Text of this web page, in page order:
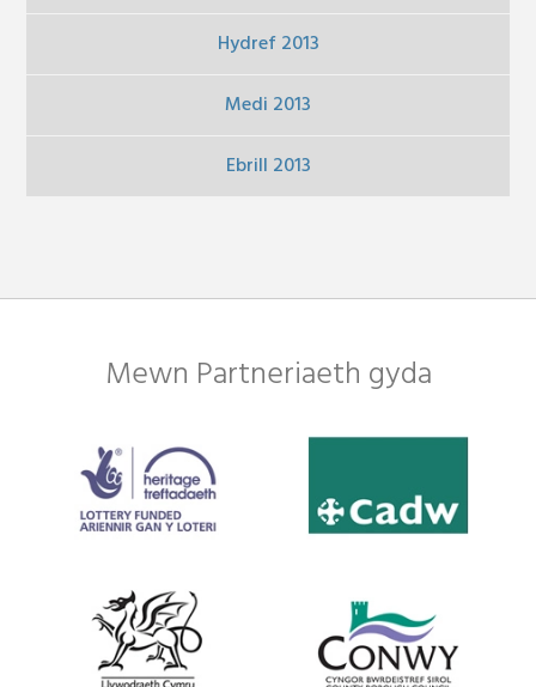
Hydref 2013
Medi 2013
Ebrill 2013
Mewn Partneriaeth gyda